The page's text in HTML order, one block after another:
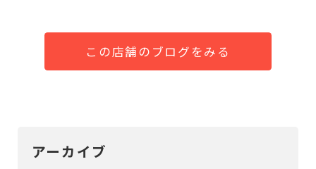
この店舗のブログをみる
アーカイブ